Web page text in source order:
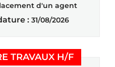
d'un agent
: 31/08/2026
TRAVAUX H/F